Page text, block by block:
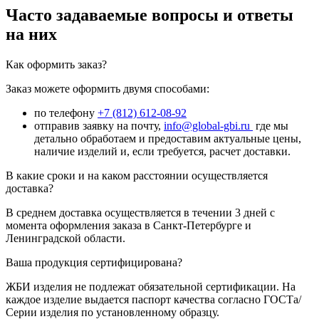
Часто задаваемые вопросы и ответы
на них
Как оформить заказ?
Заказ можете оформить двумя способами:
по телефону +7 (812) 612-08-92
отправив заявку на почту, info@global-gbi.ru где мы
детально обработаем и предоставим актуальные цены,
наличие изделий и, если требуется, расчет доставки.
В какие сроки и на каком расстоянии осуществляется
доставка?
В среднем доставка осуществляется в течении 3 дней с
момента оформления заказа в Санкт-Петербурге и
Ленинградской области.
Ваша продукция сертифицирована?
ЖБИ изделия не подлежат обязательной сертификации. На
каждое изделие выдается паспорт качества согласно ГОСТа/
Серии изделия по установленному образцу.